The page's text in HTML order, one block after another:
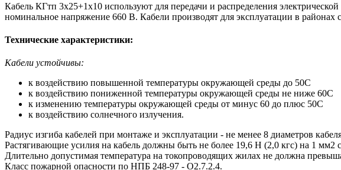
Кабель КГтп 3х25+1х10 используют для передачи и распределения
номинальное напряжение 660 В. Кабели производят для эксплуатации в
Технические характеристики:
Кабели устойчивы:
к воздействию повышенной температуры окружающей среды до 50С
к воздействию пониженной температуры окружающей среды не ниже 60С
к изменению температуры окружающей среды от минус 60 до плюс 50С
к воздействию солнечного излучения.
Радиус изгиба кабелей при монтаже и эксплуатации - не менее 8 диаметров
Растягивающие усилия на кабель должны быть не более 19,6 Н (2,0 кгс) на 1 мм2
Длительно допустимая температура на токопроводящих жилах не должна
Класс пожарной опасности по НПБ 248-97 - О2.7.2.4.